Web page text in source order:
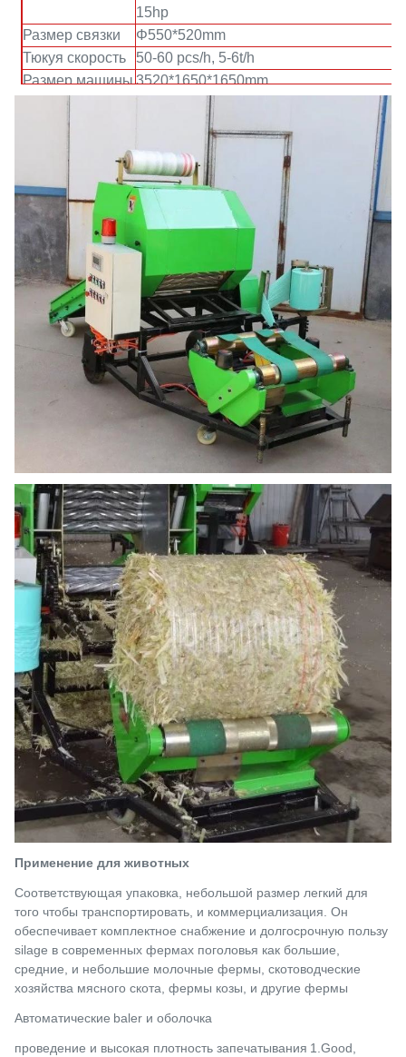
15hp
Размер связки
Φ550*520mm
Тюкуя скорость
50-60 pcs/h, 5-6t/h
Размер машины3520*1650*1650mm
Вес машины
Вес связки
65-100kg/bale
³ 450-500kg/m
Скорость
создания
программы-
оболочки
фильма
13s для фильма 2 слоев, 19s для
фильма 3 слоев
Применение для животных
Соответствующая упаковка, небольшой размер легкий для
того чтобы транспортировать, и коммерциализация. Он
обеспечивает комплектное снабжение и долгосрочную пользу
silage в современных фермах поголовья как большие,
средние, и небольшие молочные фермы, скотоводческие
хозяйства мясного скота, фермы козы, и другие фермы
Автоматические baler и оболочка
проведение и высокая плотность запечатывания 1.Good,